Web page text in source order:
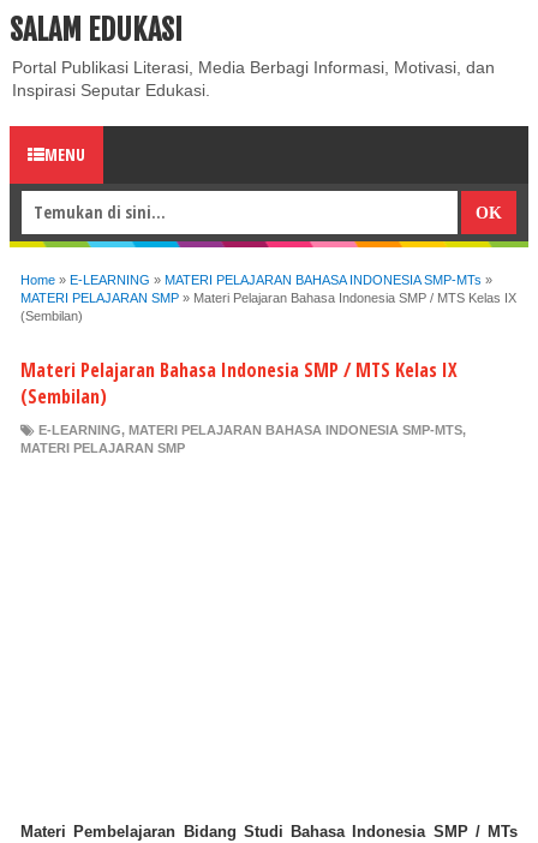
ABOUT CONTACT US
SALAM EDUKASI
Portal Publikasi Literasi, Media Berbagi Informasi, Motivasi, dan
Inspirasi Seputar Edukasi.
MENU
Home » E-LEARNING » MATERI PELAJARAN BAHASA INDONESIA SMP-MTs »
MATERI PELAJARAN SMP » Materi Pelajaran Bahasa Indonesia SMP / MTS Kelas IX
(Sembilan)
Materi Pelajaran Bahasa Indonesia SMP / MTS Kelas IX
(Sembilan)
E-LEARNING, MATERI PELAJARAN BAHASA INDONESIA SMP-MTS,
MATERI PELAJARAN SMP
Materi Pembelajaran Bidang Studi Bahasa Indonesia SMP / MTs